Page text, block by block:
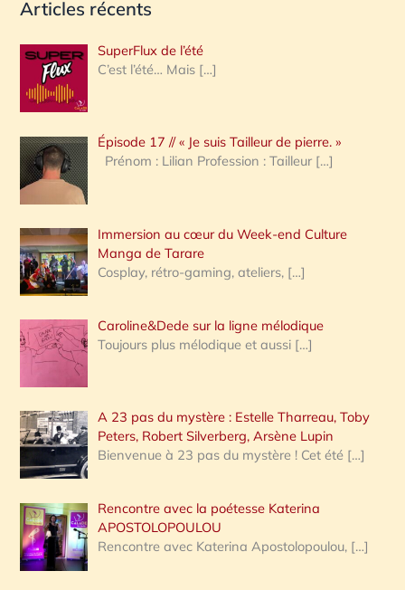
c
e
r
c
h
e
:
Articles récents
SuperFlux de l’été
C’est l’été… Mais […]
Épisode 17 // « Je suis Tailleur de pierre. »
Prénom : Lilian Profession : Tailleur […]
Immersion au cœur du Week-end Culture
Manga de Tarare
Cosplay, rétro-gaming, ateliers, […]
Caroline&Dede sur la ligne mélodique
Toujours plus mélodique et aussi […]
A 23 pas du mystère : Estelle Tharreau, Toby
Peters, Robert Silverberg, Arsène Lupin
Bienvenue à 23 pas du mystère ! Cet été […]
Rencontre avec la poétesse Katerina
APOSTOLOPOULOU
Rencontre avec Katerina Apostolopoulou, […]